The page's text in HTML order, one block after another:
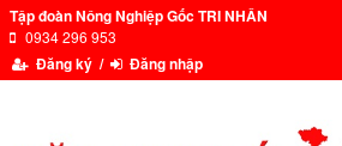
Tập đoàn Nông Nghiệp Gốc TRI NHÂN
0934 296 953
Đăng ký / Đăng nhập